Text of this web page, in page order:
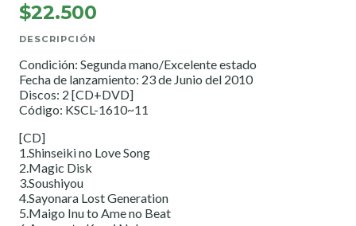
$22.500
DESCRIPCIÓN
Condición: Segunda mano/Excelente estado
Fecha de lanzamiento: 23 de Junio del 2010
Discos: 2 [CD+DVD]
Código: KSCL-1610~11
[CD]
1.Shinseiki no Love Song
2.Magic Disk
3.Soushiyou
4.Sayonara Lost Generation
5.Maigo Inu to Ame no Beat